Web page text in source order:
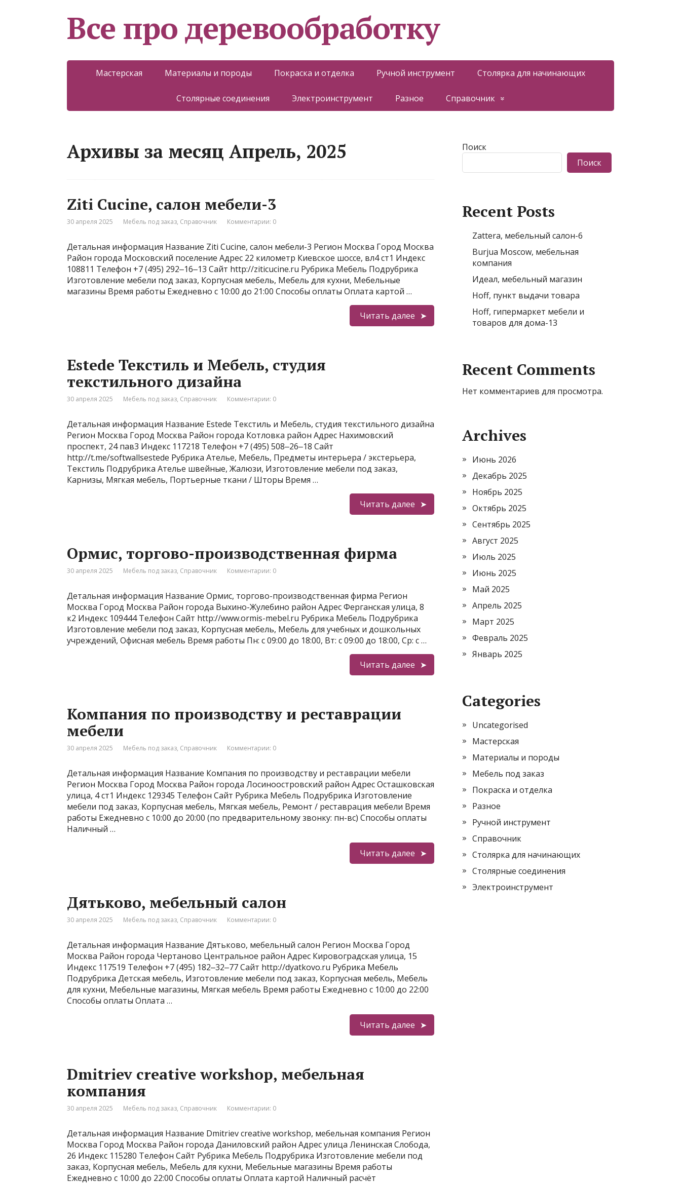
Все про деревообработку
Мастерская Материалы и породы Покраска и отделка Ручной инструмент Столярка для начинающих
Столярные соединения Электроинструмент Разное Справочник
Архивы за месяц Апрель, 2025
Ziti Cucine, салон мебели-3
30 апреля 2025 Мебель под заказ, Справочник Комментарии: 0
Детальная информация Название Ziti Cucine, салон мебели-3 Регион Москва Город Москва
Район города Московский поселение Адрес 22 километр Киевское шоссе, вл4 ст1 Индекс
108811 Телефон +7 (495) 292‒16‒13 Сайт http://ziticucine.ru Рубрика Мебель Подрубрика
Изготовление мебели под заказ, Корпусная мебель, Мебель для кухни, Мебельные
магазины Время работы Ежедневно с 10:00 до 21:00 Способы оплаты Оплата картой …
Читать далее
Estede Текстиль и Мебель, студия
текстильного дизайна
30 апреля 2025 Мебель под заказ, Справочник Комментарии: 0
Детальная информация Название Estede Текстиль и Мебель, студия текстильного дизайна
Регион Москва Город Москва Район города Котловка район Адрес Нахимовский
проспект, 24 пав3 Индекс 117218 Телефон +7 (495) 508‒26‒18 Сайт
http://t.me/softwallsestede Рубрика Ателье, Мебель, Предметы интерьера / экстерьера,
Текстиль Подрубрика Ателье швейные, Жалюзи, Изготовление мебели под заказ,
Карнизы, Мягкая мебель, Портьерные ткани / Шторы Время …
Читать далее
Ормис, торгово-производственная фирма
30 апреля 2025 Мебель под заказ, Справочник Комментарии: 0
Детальная информация Название Ормис, торгово-производственная фирма Регион
Москва Город Москва Район города Выхино-Жулебино район Адрес Ферганская улица, 8
к2 Индекс 109444 Телефон Сайт http://www.ormis-mebel.ru Рубрика Мебель Подрубрика
Изготовление мебели под заказ, Корпусная мебель, Мебель для учебных и дошкольных
учреждений, Офисная мебель Время работы Пн: с 09:00 до 18:00, Вт: с 09:00 до 18:00, Ср: с …
Читать далее
Компания по производству и реставрации
мебели
30 апреля 2025 Мебель под заказ, Справочник Комментарии: 0
Детальная информация Название Компания по производству и реставрации мебели
Регион Москва Город Москва Район города Лосиноостровский район Адрес Осташковская
улица, 4 ст1 Индекс 129345 Телефон Сайт Рубрика Мебель Подрубрика Изготовление
мебели под заказ, Корпусная мебель, Мягкая мебель, Ремонт / реставрация мебели Время
работы Ежедневно с 10:00 до 20:00 (по предварительному звонку: пн-вс) Способы оплаты
Наличный …
Читать далее
Дятьково, мебельный салон
30 апреля 2025 Мебель под заказ, Справочник Комментарии: 0
Детальная информация Название Дятьково, мебельный салон Регион Москва Город
Москва Район города Чертаново Центральное район Адрес Кировоградская улица, 15
Индекс 117519 Телефон +7 (495) 182‒32‒77 Сайт http://dyatkovo.ru Рубрика Мебель
Подрубрика Детская мебель, Изготовление мебели под заказ, Корпусная мебель, Мебель
для кухни, Мебельные магазины, Мягкая мебель Время работы Ежедневно с 10:00 до 22:00
Способы оплаты Оплата …
Читать далее
Dmitriev creative workshop, мебельная
компания
30 апреля 2025 Мебель под заказ, Справочник Комментарии: 0
Детальная информация Название Dmitriev creative workshop, мебельная компания Регион
Москва Город Москва Район города Даниловский район Адрес улица Ленинская Слобода,
26 Индекс 115280 Телефон Сайт Рубрика Мебель Подрубрика Изготовление мебели под
заказ, Корпусная мебель, Мебель для кухни, Мебельные магазины Время работы
Ежедневно с 10:00 до 22:00 Способы оплаты Оплата картой Наличный расчёт
Поиск
Поиск
Recent Posts
Zattera, мебельный салон-6
Burjua Moscow, мебельная
компания
Идеал, мебельный магазин
Hoff, пункт выдачи товара
Hoff, гипермаркет мебели и
товаров для дома-13
Recent Comments
Нет комментариев для просмотра.
Archives
Июнь 2026
Декабрь 2025
Ноябрь 2025
Октябрь 2025
Сентябрь 2025
Август 2025
Июль 2025
Июнь 2025
Май 2025
Апрель 2025
Март 2025
Февраль 2025
Январь 2025
Categories
Uncategorised
Мастерская
Материалы и породы
Мебель под заказ
Покраска и отделка
Разное
Ручной инструмент
Справочник
Столярка для начинающих
Столярные соединения
Электроинструмент